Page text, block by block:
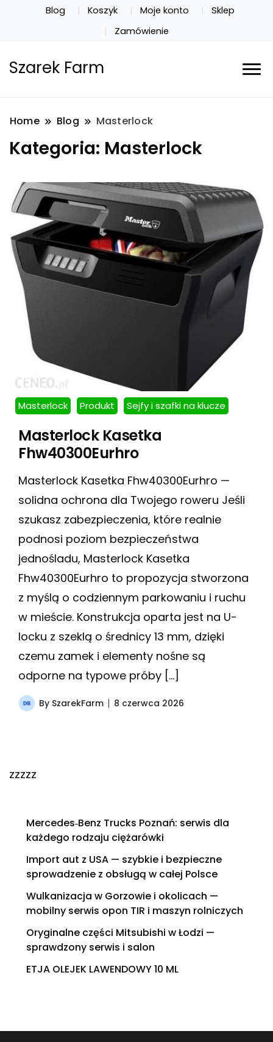
Blog Koszyk Moje konto
Sklep
Zamówienie
Szarek Farm
Home Blog Masterlock
Kategoria: Masterlock
Masterlock Produkt Sejfy i szafki na klucze
Masterlock Kasetka
Fhw40300Eurhro
Masterlock Kasetka Fhw40300Eurhro —
solidna ochrona dla Twojego roweru Jeśli
szukasz zabezpieczenia, które realnie
podnosi poziom bezpieczeństwa
jednośladu, Masterlock Kasetka
Fhw40300Eurhro to propozycja stworzona
z myślą o codziennym parkowaniu i ruchu
w mieście. Konstrukcja oparta jest na U-
locku z szeklą o średnicy 13 mm, dzięki
czemu zamek i elementy nośne są
odporne na typowe próby […]
By SzarekFarm 8 czerwca 2026
zzzzz
Mercedes‑Benz Trucks Poznań: serwis dla
każdego rodzaju ciężarówki
Import aut z USA — szybkie i bezpieczne
sprowadzenie z obsługą w całej Polsce
Wulkanizacja w Gorzowie i okolicach —
mobilny serwis opon TIR i maszyn rolniczych
Oryginalne części Mitsubishi w Łodzi —
sprawdzony serwis i salon
ETJA OLEJEK LAWENDOWY 10 ML